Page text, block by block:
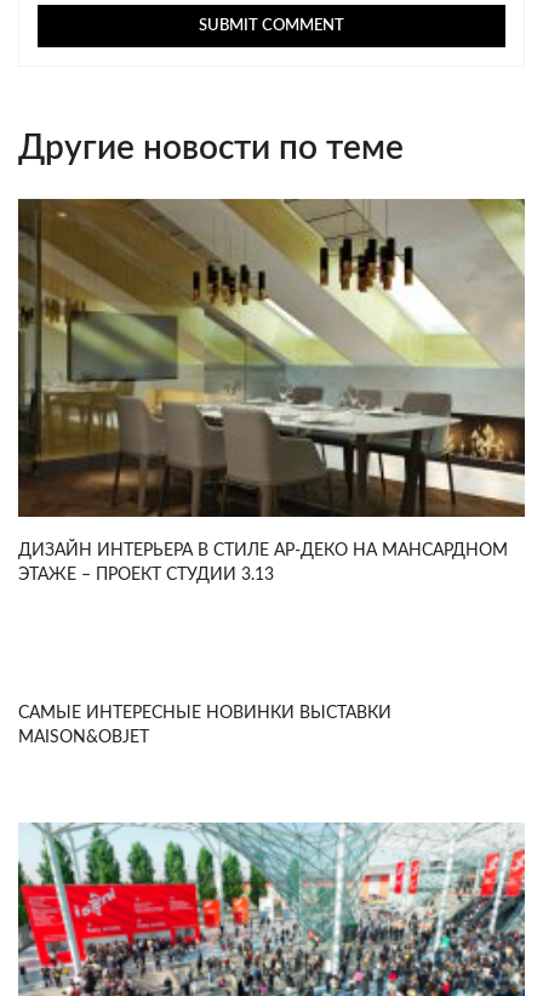
Другие новости по теме
ДИЗАЙН ИНТЕРЬЕРА В СТИЛЕ АР-ДЕКО НА МАНСАРДНОМ
ЭТАЖЕ – ПРОЕКТ СТУДИИ 3.13
САМЫЕ ИНТЕРЕСНЫЕ НОВИНКИ ВЫСТАВКИ
MAISON&OBJET